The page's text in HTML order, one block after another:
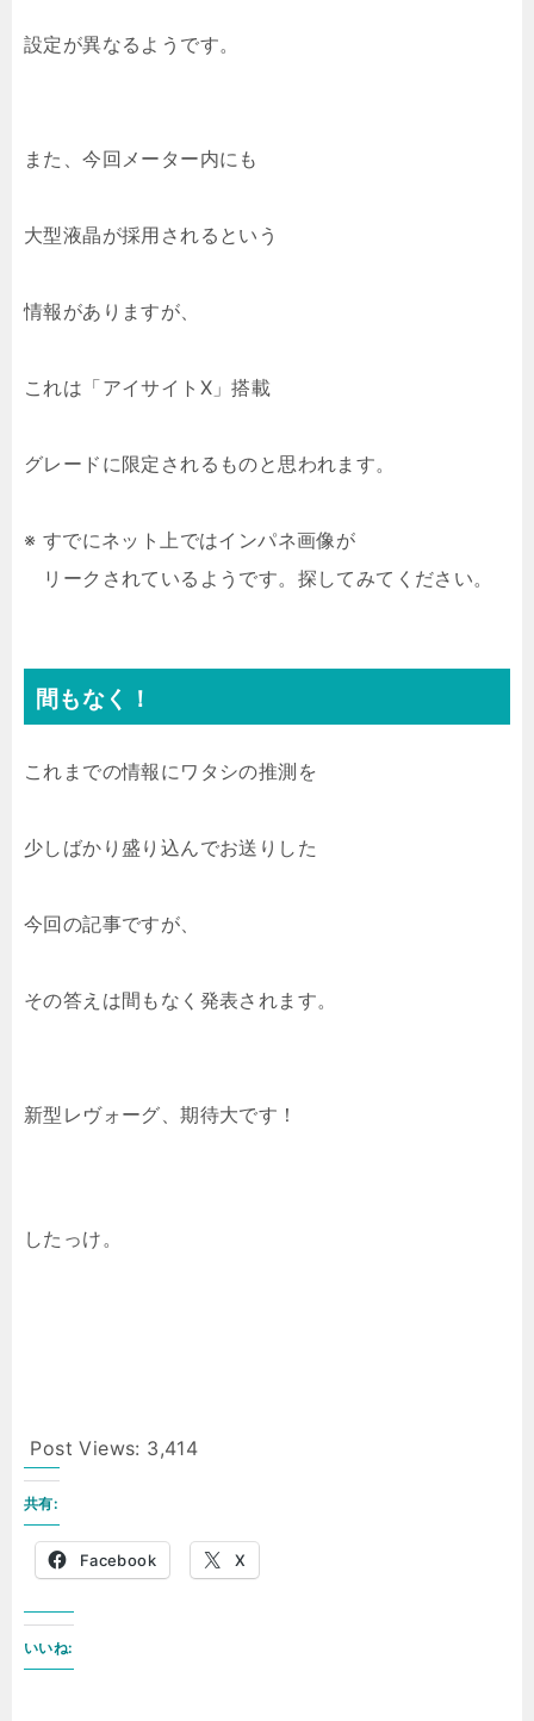
設定が異なるようです。
また、今回メーター内にも
大型液晶が採用されるという
情報がありますが、
これは「アイサイトX」搭載
グレードに限定されるものと思われます。
※ すでにネット上ではインパネ画像が
リークされているようです。探してみてください。
間もなく！
これまでの情報にワタシの推測を
少しばかり盛り込んでお送りした
今回の記事ですが、
その答えは間もなく発表されます。
新型レヴォーグ、期待大です！
したっけ。
Post Views: 3,414
共有:
Facebook X
いいね: